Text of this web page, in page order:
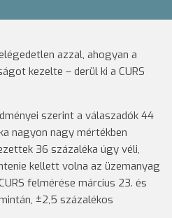
azzal, ahogyan a
kezelte – derül ki a CURS
szerint a válaszadók 44
nagyon nagy mértékben
36 százaléka úgy véli,
kellett volna az üzemanyag
felmérése március 23. és
±2,5 százalékos